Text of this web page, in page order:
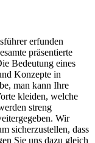
erfunden
präsentierte
Bedeutung eines
Konzepte in
man kann Ihre
kleiden, welche
streng
Wir
sicherzustellen, dass
Sie uns dazu gleich